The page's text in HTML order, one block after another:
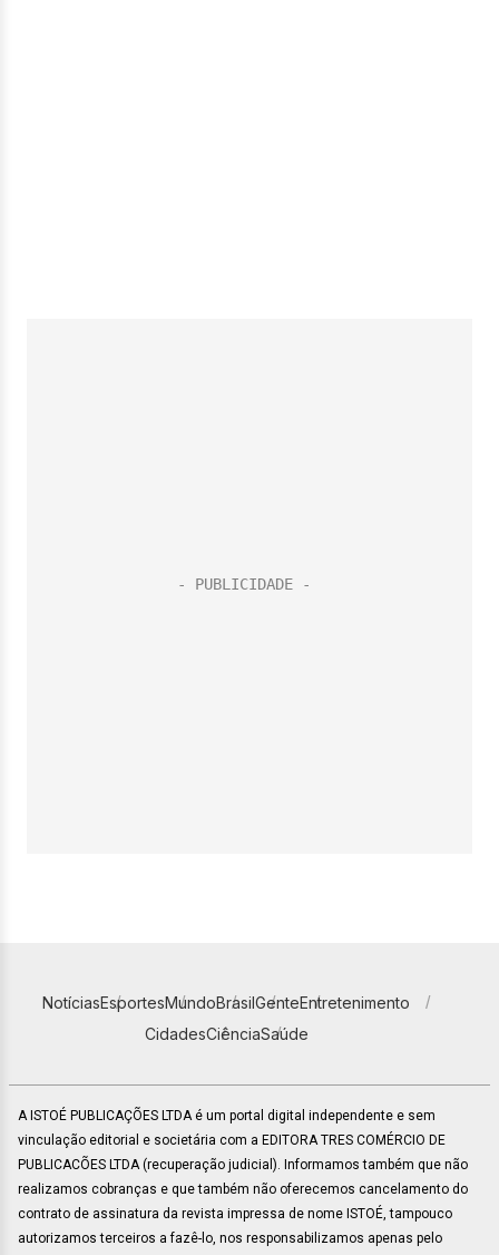
NotíciasEsportesMundoBrasilGenteEntretenimento
CidadesCiênciaSaúde
A ISTOÉ PUBLICAÇÕES LTDA é um portal digital independente e sem
vinculação editorial e societária com a EDITORA TRES COMÉRCIO DE
PUBLICACÕES LTDA (recuperação judicial). Informamos também que não
realizamos cobranças e que também não oferecemos cancelamento do
contrato de assinatura da revista impressa de nome ISTOÉ, tampouco
autorizamos terceiros a fazê-lo, nos responsabilizamos apenas pelo